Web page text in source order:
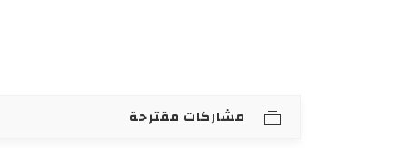
مشاركات مقترحة